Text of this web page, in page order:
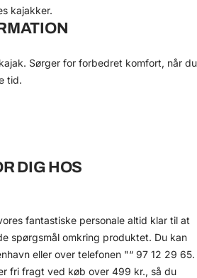
kajakker.
Sørger for forbedret komfort, når du
tid.
DIG HOS
fantastiske personale altid klar til at
spørgsmål omkring produktet. Du kan
eller over telefonen "“ 97 12 29 65.
fri fragt ved køb over 499 kr., så du